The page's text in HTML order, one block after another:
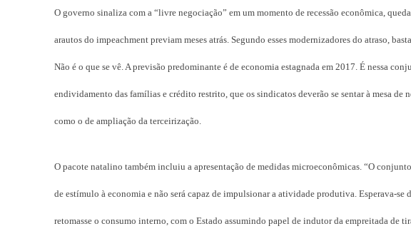
O governo sinaliza com a “livre negociação” em um momento de recessão econômica,
arautos do impeachment previam meses atrás. Segundo esses modernizadores do atraso,
Não é o que se vê. A previsão predominante é de economia estagnada em 2017. É nessa
endividamento das famílias e crédito restrito, que os sindicatos deverão se sentar à mesa de
como o de ampliação da terceirização.
O pacote natalino também incluiu a apresentação de medidas microeconômicas. “O
de estímulo à economia e não será capaz de impulsionar a atividade produtiva. Esperava-
retomasse o consumo interno, com o Estado assumindo papel de indutor da empreitada de